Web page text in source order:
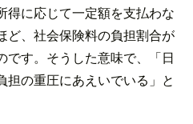
得に応じて一定額を支払わな
ど、社会保険料の負担割合が
です。そうした意味で、「日
の重圧にあえいでいる」と